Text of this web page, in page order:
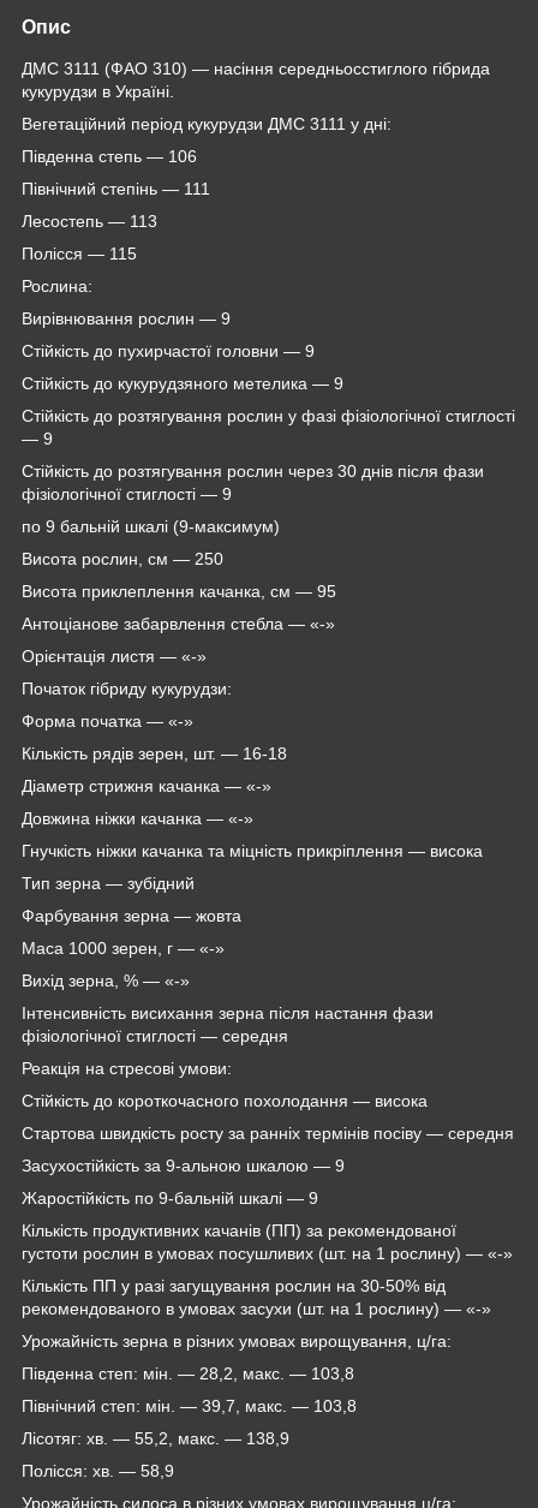
Опис
ДМС 3111 (ФАО 310) — насіння середньосстиглого гібрида
кукурудзи в Україні.
Вегетаційний період кукурудзи ДМС 3111 у дні:
Південна степь — 106
Північний степінь — 111
Лесостепь ― 113
Полісся — 115
Рослина:
Вирівнювання рослин — 9
Стійкість до пухирчастої головни — 9
Стійкість до кукурудзяного метелика — 9
Стійкість до розтягування рослин у фазі фізіологічної стиглості
— 9
Стійкість до розтягування рослин через 30 днів після фази
фізіологічної стиглості — 9
по 9 бальній шкалі (9-максимум)
Висота рослин, см — 250
Висота приклеплення качанка, см — 95
Антоціанове забарвлення стебла — «-»
Орієнтація листя — «-»
Початок гібриду кукурудзи:
Форма початка ― «-»
Кількість рядів зерен, шт. ― 16-18
Діаметр стрижня качанка — «-»
Довжина ніжки качанка — «-»
Гнучкість ніжки качанка та міцність прикріплення — висока
Тип зерна — зубідний
Фарбування зерна — жовта
Маса 1000 зерен, г — «-»
Вихід зерна, % — «-»
Інтенсивність висихання зерна після настання фази
фізіологічної стиглості — середня
Реакція на стресові умови:
Стійкість до короткочасного похолодання — висока
Стартова швидкість росту за ранніх термінів посіву — середня
Засухостійкість за 9-альною шкалою — 9
Жаростійкість по 9-бальній шкалі — 9
Кількість продуктивних качанів (ПП) за рекомендованої
густоти рослин в умовах посушливих (шт. на 1 рослину) — «-»
Кількість ПП у разі загущування рослин на 30-50% від
рекомендованого в умовах засухи (шт. на 1 рослину) — «-»
Урожайність зерна в різних умовах вирощування, ц/га:
Південна степ: мін. ― 28,2, макс. ― 103,8
Північний степ: мін. ― 39,7, макс. ― 103,8
Лісотяг: хв. ― 55,2, макс. ― 138,9
Полісся: хв. ― 58,9
Урожайність силоса в різних умовах вирощування ц/га: